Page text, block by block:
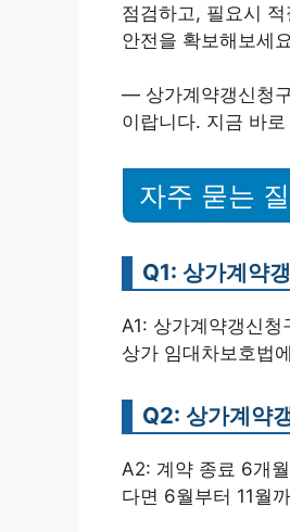
점검하고, 필요시
안전을 확보해보세
— 상가계약갱신청
이랍니다. 지금 바
자주 묻는
Q1: 상가계약
A1: 상가계약갱신
상가 임대차보호법
Q2: 상가계약
A2: 계약 종료 6개
다면 6월부터 11월